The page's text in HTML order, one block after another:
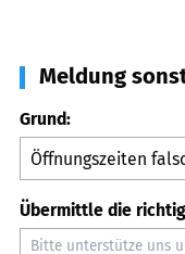
Meldung
Grund:
Übermittle die